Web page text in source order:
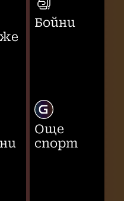
Бойни
Още
спорт